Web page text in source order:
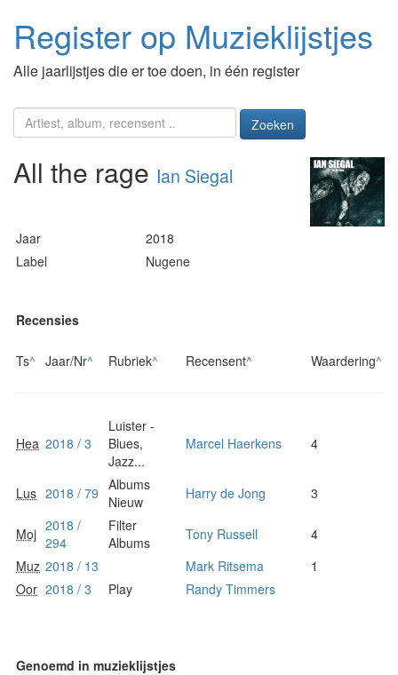
Register op Muzieklijstjes
Alle jaarlijstjes die er toe doen, in één register
Zoeken
All the rage Ian Siegal
Jaar
2018
Label
Nugene
Recensies
Ts^ Jaar/Nr^ Rubriek^ Recensent^ Waardering^
Hea 2018 / 3
Luister -
Blues,
Jazz...
Marcel Haerkens 4
Lus 2018 / 79 Albums
Nieuw
Harry de Jong 3
Moj 2018 /
294
Filter
Albums
Tony Russell
4
Muz 2018 / 13 Mark Ritsema
1
Oor 2018 / 3 Play Randy Timmers
Genoemd in muzieklijstjes